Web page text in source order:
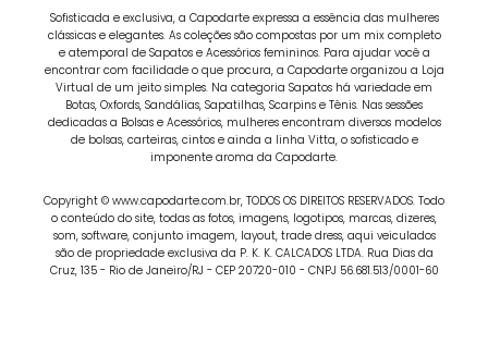
Sofisticada e exclusiva, a Capodarte expressa a essência das mulheres
clássicas e elegantes. As coleções são compostas por um mix completo
e atemporal de Sapatos e Acessórios femininos. Para ajudar você a
encontrar com facilidade o que procura, a Capodarte organizou a Loja
Virtual de um jeito simples. Na categoria Sapatos há variedade em
Botas, Oxfords, Sandálias, Sapatilhas, Scarpins e Tênis. Nas sessões
dedicadas a Bolsas e Acessórios, mulheres encontram diversos modelos
de bolsas, carteiras, cintos e ainda a linha Vitta, o sofisticado e
imponente aroma da Capodarte.
Copyright © www.capodarte.com.br, TODOS OS DIREITOS RESERVADOS. Todo
o conteúdo do site, todas as fotos, imagens, logotipos, marcas, dizeres,
som, software, conjunto imagem, layout, trade dress, aqui veiculados
são de propriedade exclusiva da P. K. K. CALCADOS LTDA. Rua Dias da
Cruz, 135 - Rio de Janeiro/RJ - CEP 20720-010 - CNPJ 56.681.513/0001-60